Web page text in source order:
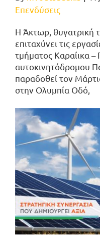
Επενδύσεις
Η Άκτωρ, θυγατρική
επιταχύνει τις
τμήματος Καραίικα
αυτοκινητόδρομου
παραδοθεί τον
στην Ολυμπία Οδό,